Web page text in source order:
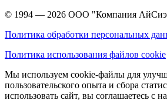
© 1994 — 2026 ООО "Компания
Политика обработки персональных
Политика использования файлов cookie
Мы используем cookie-файлы для
пользовательского опыта и сбора
использовать сайт, вы соглашаетесь с